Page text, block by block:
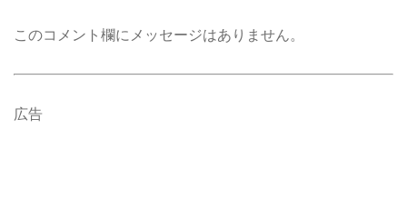
このコメント欄にメッセージはありません。
広告